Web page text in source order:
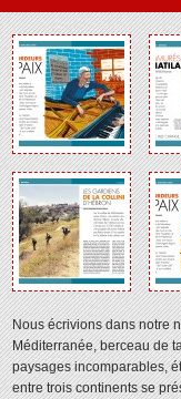
Nous écrivions dans notre
Méditerranée, berceau de
paysages incomparables,
entre trois continents se